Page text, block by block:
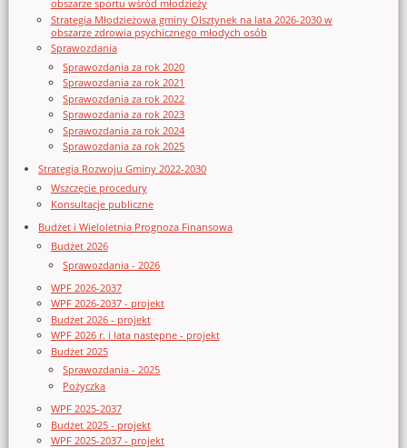
obszarze sportu wśród młodzieży
Strategia Młodzieżowa gminy Olsztynek na lata 2026-2030 w
obszarze zdrowia psychicznego młodych osób
Sprawozdania
Sprawozdania za rok 2020
Sprawozdania za rok 2021
Sprawozdania za rok 2022
Sprawozdania za rok 2023
Sprawozdania za rok 2024
Sprawozdania za rok 2025
Strategia Rozwoju Gminy 2022-2030
Wszczęcie procedury
Konsultacje publiczne
Budżet i Wieloletnia Prognoza Finansowa
Budżet 2026
Sprawozdania - 2026
WPF 2026-2037
WPF 2026-2037 - projekt
Budżet 2026 - projekt
WPF 2026 r. i lata następne - projekt
Budżet 2025
Sprawozdania - 2025
Pożyczka
WPF 2025-2037
Budżet 2025 - projekt
WPF 2025-2037 - projekt